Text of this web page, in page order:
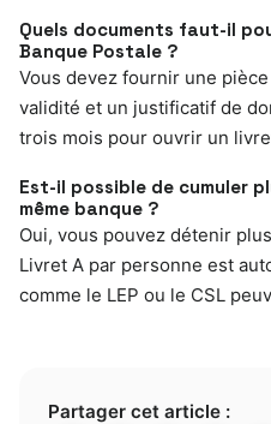
Quels documents faut-il
Banque Postale ?
Vous devez fournir une
validité et un justificatif de
trois mois pour ouvrir un
Est-il possible de cumuler
même banque ?
Oui, vous pouvez détenir
Livret A par personne est
comme le LEP ou le CSL
Partager cet article :